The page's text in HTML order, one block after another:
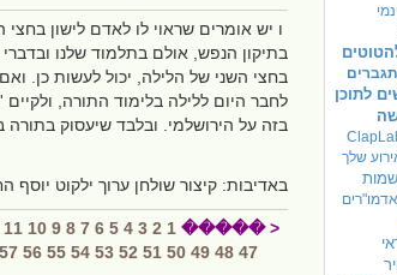
לתוכן
שלך
ו יש אומרים שראוי לו לאדם לישון
בתיקון הנפש, אולם בתלמוד שלנו
בחצי השני של הלילה, יכול לעשות כן.
לחבר היום ללילה בלימוד התורה,
בזה על הירושלמי. ובלבד שיעסוק
באדיבות: קיצור שולחן ערוך ילקוט יוסף
< �����
1
2
3
4
5
6
7
8
9
10
11
47
48
49
50
51
52
53
54
55
56
57